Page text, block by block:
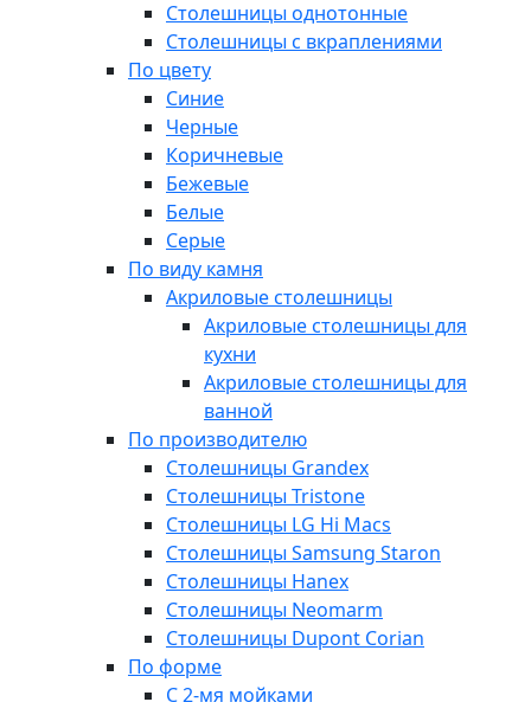
Столешницы однотонные
Столешницы с вкраплениями
По цвету
Синие
Черные
Коричневые
Бежевые
Белые
Серые
По виду камня
Акриловые столешницы
Акриловые столешницы для
кухни
Акриловые столешницы для
ванной
По производителю
Столешницы Grandex
Столешницы Tristone
Столешницы LG Hi Macs
Столешницы Samsung Staron
Столешницы Hanex
Столешницы Neomarm
Столешницы Dupont Corian
По форме
С 2-мя мойками